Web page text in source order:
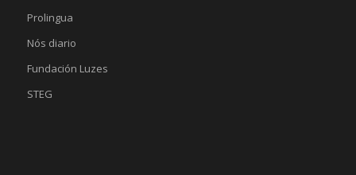
Prolingua
Nós diario
Fundación Luzes
STEG